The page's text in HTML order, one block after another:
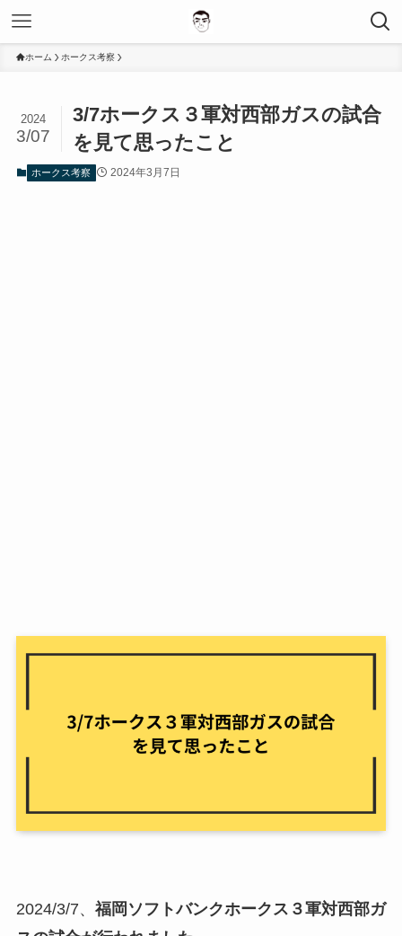
ホーム ホークス考察
3/7ホークス３軍対西部ガスの試合
を見て思ったこと
2024
3/07
ホークス考察 2024年3月7日
2024/3/7、 福岡ソフトバンクホークス３軍対西部ガ